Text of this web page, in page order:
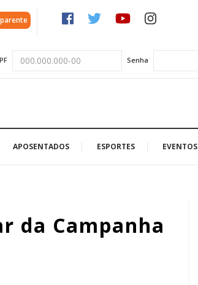
Senha
APOSENTADOS ESPORTES EVENTOS
da Campanha